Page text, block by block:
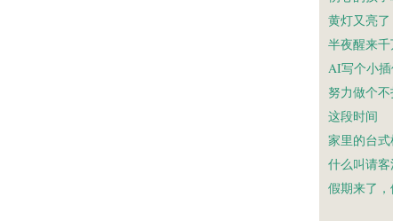
黄灯又亮了
半夜醒来
AI写个小
努力做个
这段时间
家里的台式
什么叫请客
假期来了